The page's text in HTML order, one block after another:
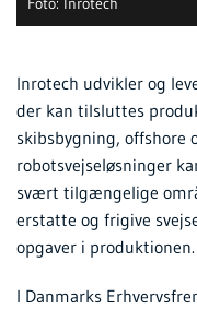
Inrotech udvikler og
der kan tilsluttes
skibsbygning, offshore
robotsvejseløsninger
svært tilgængelige
erstatte og frigive
opgaver i produktionen.
I Danmarks